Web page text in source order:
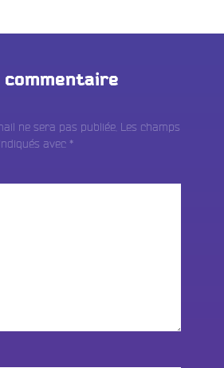
commentaire
ne sera pas publiée. Les champs
avec *